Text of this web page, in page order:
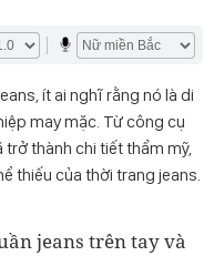
ít ai nghĩ rằng nó là di
may mặc. Từ công cụ
thành chi tiết thẩm mỹ,
thiếu của thời trang jeans.
jeans trên tay và